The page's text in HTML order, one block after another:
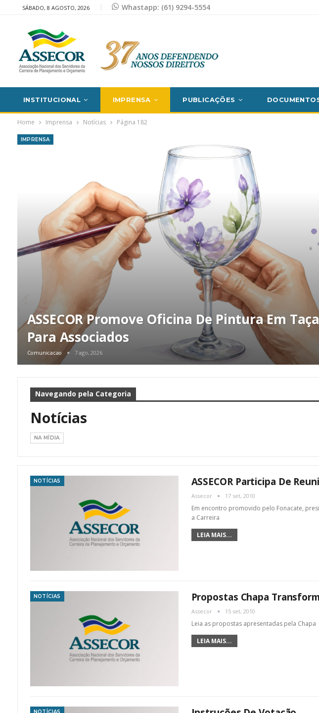
SÁBADO, 8 AGOSTO, 2026 Whastapp: (61) 9294-5554
INSTITUCIONAL IMPRENSA PUBLICAÇÕES
Home Imprensa Notícias Página 182
IMPRENSA
ASSECOR Promove Oficina De Pintura Em
Para Associados
Comunicacao 7 ago, 2026
Navegando pela Categoria
Notícias
NA MÍDIA
NOTÍCIAS ASSECOR Participa De
Assecor 17 set, 2010
Em encontro promovido pelo Fonacate,
a Carreira
LEIA MAIS...
NOTÍCIAS Propostas Chapa
Assecor 15 set, 2010
Leia as propostas apresentadas pela Chapa
LEIA MAIS...